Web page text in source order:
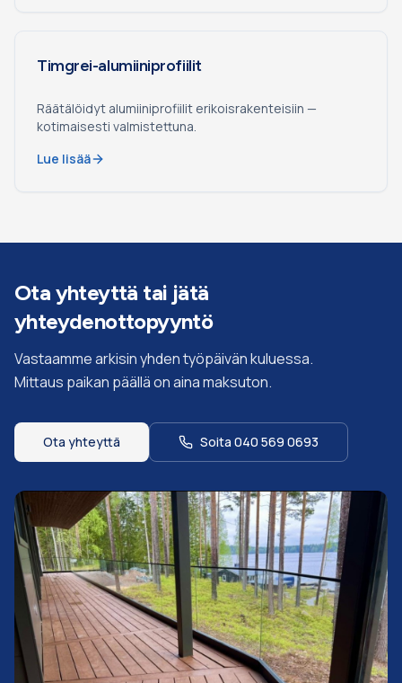
Timgrei-alumiiniprofiilit
Räätälöidyt alumiiniprofiilit erikoisrakenteisiin —
kotimaisesti valmistettuna.
Lue lisää
Ota yhteyttä tai jätä
yhteydenottopyyntö
Vastaamme arkisin yhden työpäivän kuluessa.
Mittaus paikan päällä on aina maksuton.
Ota yhteyttä Soita 040 569 0693